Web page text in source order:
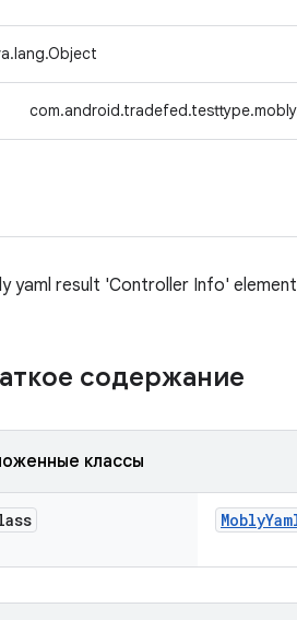
yaml result 'Controller Info'
содержание
классы
Mobly